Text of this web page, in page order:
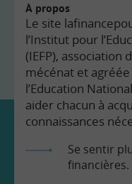
À propos
Le site
l’Institut pour
(IEFP), association
mécénat et
l’Education
aider chacun à
connaissances
Se sentir
financières.